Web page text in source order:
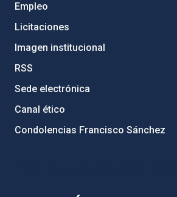
Empleo
Licitaciones
Imagen institucional
RSS
Sede electrónica
Canal ético
Condolencias Francisco Sánchez